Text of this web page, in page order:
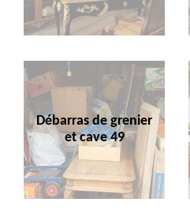
Débarras de grenier
et cave 49